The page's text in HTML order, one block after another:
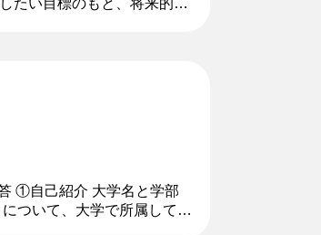
たい目標のもと、将来的に
①自己紹介 大学名と学部
ついて、大学で所属してい